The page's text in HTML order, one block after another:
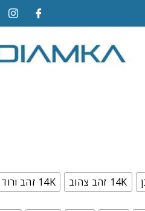
14K זהב צהוב
14K זהב ורוד